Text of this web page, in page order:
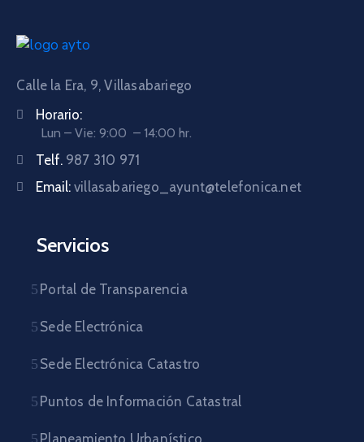
Calle la Era, 9, Villasabariego
Horario:
Lun – Vie: 9:00 – 14:00 hr.
Telf. 987 310 971
Email: villasabariego_ayunt@telefonica.net
Servicios
Portal de Transparencia
Sede Electrónica
Sede Electrónica Catastro
Puntos de Información Catastral
Planeamiento Urbanístico